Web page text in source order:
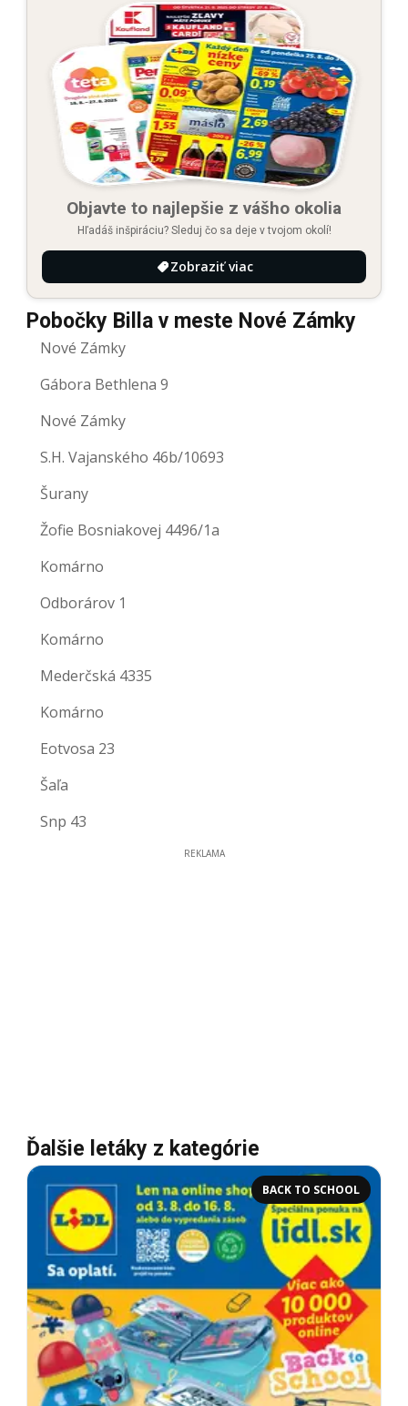
Objavte to najlepšie z vášho okolia
Hľadáš inšpiráciu? Sleduj čo sa deje v tvojom okolí!
Zobraziť viac
Pobočky Billa v meste Nové Zámky
Nové Zámky
Gábora Bethlena 9
Nové Zámky
S.H. Vajanského 46b/10693
Šurany
Žofie Bosniakovej 4496/1a
Komárno
Odborárov 1
Komárno
Mederčská 4335
Komárno
Eotvosa 23
Šaľa
Snp 43
REKLAMA
Ďalšie letáky z kategórie
BACK TO SCHOOL